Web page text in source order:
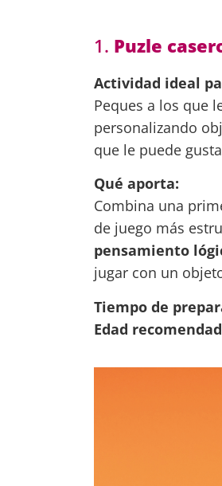
1. Puzle
Actividad ideal
Peques a los que
personalizando
que le puede
Qué aporta:
Combina una
de juego más
pensamiento
jugar con un
Tiempo de
Edad